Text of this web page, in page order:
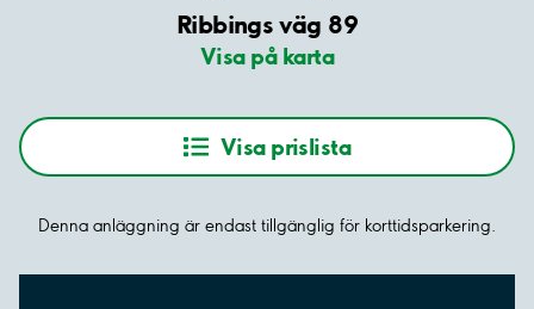
Ribbings väg 89
Visa på karta
Visa prislista
Denna anläggning är endast tillgänglig för korttidsparkering.